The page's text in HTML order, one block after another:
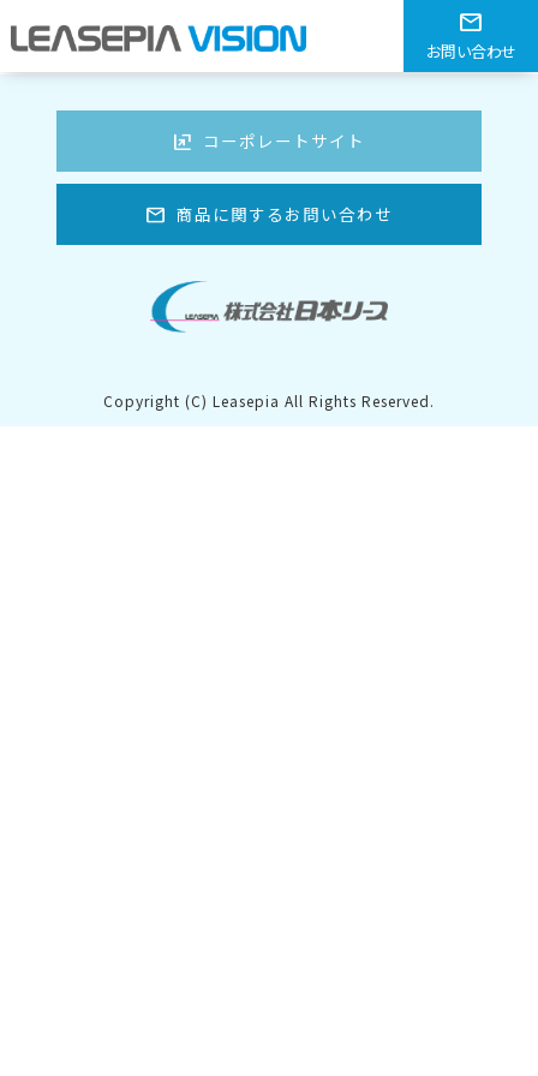
mail
お問い合わせ
エコ薄型マット グレー W
HOME > エコ薄型マット グレー W
ungroup コーポレートサイト
mail 商品に関するお問い合わせ
Copyright (C) Leasepia All Rights Reserved.